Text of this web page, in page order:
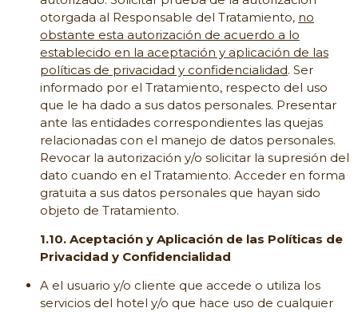
otorgada al Responsable del Tratamiento, no
obstante esta autorización de acuerdo a lo
establecido en la aceptación y aplicación de las
políticas de privacidad y confidencialidad. Ser
informado por el Tratamiento, respecto del uso
que le ha dado a sus datos personales. Presentar
ante las entidades correspondientes las quejas
relacionadas con el manejo de datos personales.
Revocar la autorización y/o solicitar la supresión del
dato cuando en el Tratamiento. Acceder en forma
gratuita a sus datos personales que hayan sido
objeto de Tratamiento.
1.10. Aceptación y Aplicación de las Políticas de
Privacidad y Confidencialidad
A el usuario y/o cliente que accede o utiliza los
servicios del hotel y/o que hace uso de cualquier